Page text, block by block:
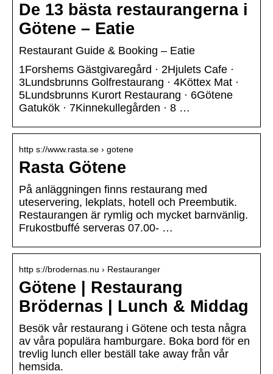
De 13 bästa restaurangerna i
Götene – Eatie
Restaurant Guide & Booking – Eatie
1Forshems Gästgivaregård · 2Hjulets Cafe ·
3Lundsbrunns Golfrestaurang · 4Köttex Mat ·
5Lundsbrunns Kurort Restaurang · 6Götene
Gatukök · 7Kinnekullegården · 8 …
http s://www.rasta.se › gotene
Rasta Götene
På anläggningen finns restaurang med
uteservering, lekplats, hotell och Preembutik.
Restaurangen är rymlig och mycket barnvänlig.
Frukostbuffé serveras 07.00- …
http s://brodernas.nu › Restauranger
Götene | Restaurang
Brödernas | Lunch & Middag
Besök vår restaurang i Götene och testa några
av våra populära hamburgare. Boka bord för en
trevlig lunch eller beställ take away från vår
hemsida.